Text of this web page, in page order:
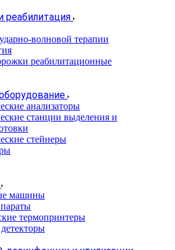
реабилитация
волновой терапии
реабилитационные
анализаторы
станции выделения и
стейнеры
машины
термопринтеры